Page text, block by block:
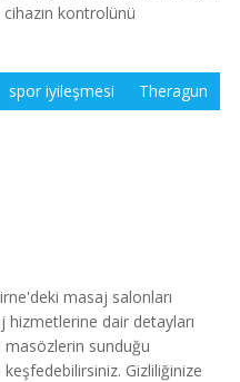
kontrolünü
spor iyileşmesi Theragun
masaj salonları
hizmetlerine dair detayları
masözlerin sunduğu
Gizliliğinize